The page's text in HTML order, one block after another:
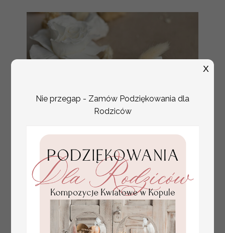
złote winietki na komunię, winietka
dekoracja stołu na komunii, komunijne
winietki z naturalnym kłosem
Nie przegap - Zamów Podziękowania dla
Rodziców
X